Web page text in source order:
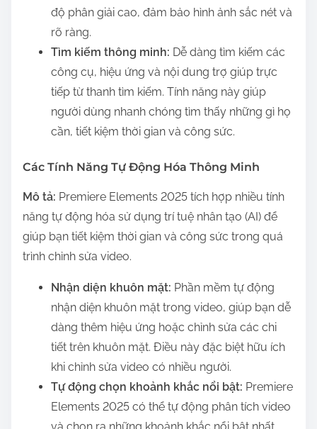
độ phân giải cao, đảm bảo hình ảnh sắc nét và
rõ ràng.
Tìm kiếm thông minh: Dễ dàng tìm kiếm các
công cụ, hiệu ứng và nội dung trợ giúp trực
tiếp từ thanh tìm kiếm. Tính năng này giúp
người dùng nhanh chóng tìm thấy những gì họ
cần, tiết kiệm thời gian và công sức.
Các Tính Năng Tự Động Hóa Thông Minh
Mô tả: Premiere Elements 2025 tích hợp nhiều tính
năng tự động hóa sử dụng trí tuệ nhân tạo (AI) để
giúp bạn tiết kiệm thời gian và công sức trong quá
trình chỉnh sửa video.
Nhận diện khuôn mặt: Phần mềm tự động
nhận diện khuôn mặt trong video, giúp bạn dễ
dàng thêm hiệu ứng hoặc chỉnh sửa các chi
tiết trên khuôn mặt. Điều này đặc biệt hữu ích
khi chỉnh sửa video có nhiều người.
Tự động chọn khoảnh khắc nổi bật: Premiere
Elements 2025 có thể tự động phân tích video
và chọn ra những khoảnh khắc nổi bật nhất,